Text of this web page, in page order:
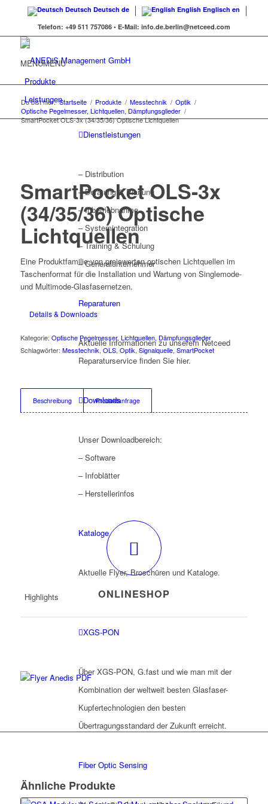
Deutsch Deutsch de English Englisch en
Telefon: +49 511 757086 • E-Mail: info.de.berlin@netceed.com
MENUMENU
Produkte
Leistungen
Dienstleistungen
– Distribution
– Beratung & Planung
– Inbetriebnahme
– Systemintegration
– Training & Schulung
– Generalunternehmer
Reparaturen
Aktuelle Informationen zu unserem Netceed
Reparaturservice finden Sie hier.
Downloads
Unser Downloadbereich:
– Software
– Infoblätter
– Herstellerinfos
Kataloge
Aktuelle Flyer, Broschüren und Kataloge.
Highlights
XGS-PON
Über XGS-PON, G.fast und wie man mit der
Kombination der weltweit besten Glasfaser-
Kupfertechnologien den besten
Übertragungsstandard der Zukunft erreicht.
Fiber Optic Sensing
Du bist hier: Startseite / Produkte / Messtechnik / Optik /
Optische Pegelmesser, Lichtquellen, Dämpfungsglieder /
SmartPocket OLS-3x (34/35/36) Optische Lichtquellen
SmartPocket OLS-3x
(34/35/36) Optische
Lichtquellen
Eine Produktfamilie von preiswerten optischen Lichtquellen im
Taschenformat für die Installation und Wartung von Singlemode-
und Multimode-Glasfasernetzen.
Details & Downloads
Kategorie: Optische Pegelmesser, Lichtquellen, Dämpfungsglieder
Schlagwörter: Messtechnik, OLS, Optik, Signalquelle, SmartPocket
Beschreibung Produktanfrage
ONLINESHOP
Ähnliche Produkte